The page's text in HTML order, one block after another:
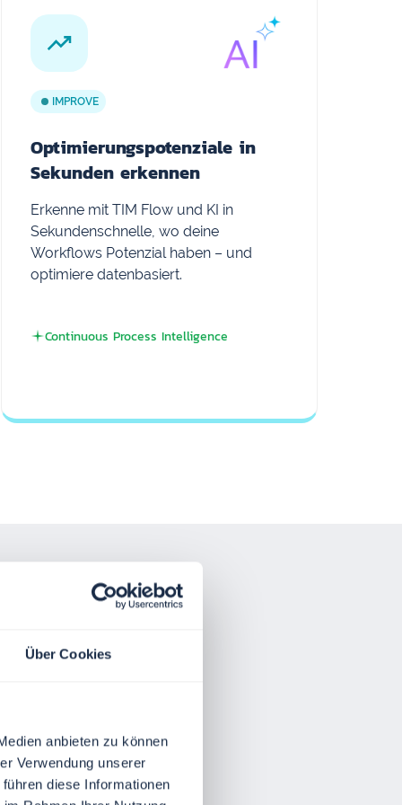
Über Cookies
anbieten zu können
Verwendung unserer
diese Informationen
IMPROVE
Optimierungspotenziale in
Sekunden erkennen
Erkenne mit TIM Flow und KI in
Sekundenschnelle, wo deine
Workflows Potenzial haben – und
optimiere datenbasiert.
Continuous Process Intelligence